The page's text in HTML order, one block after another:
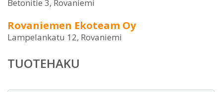
Betonitie 3, Rovaniemi
Rovaniemen Ekoteam Oy
Lampelankatu 12, Rovaniemi
TUOTEHAKU